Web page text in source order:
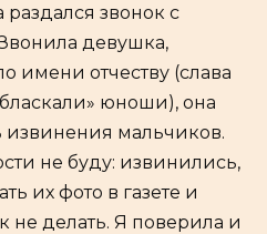
звонок с
девушка,
имени отчеству (слава
юноши), она
извинения мальчиков.
не буду: извинились,
их фото в газете и
не делать. Я поверила и